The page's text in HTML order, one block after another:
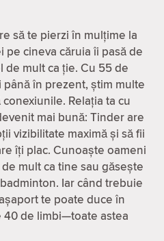
să te pierzi în mulțime la
pe cineva căruia îi pasă de
de mult ca ție. Cu 55 de
în prezent, știm multe
Relația ta cu
mai bună: Tinder are
vizibilitate maximă și să fii
îți plac. Cunoaște oameni
mult ca tine sau găsește
Iar când trebuie
te poate duce în
40 de limbi—toate astea